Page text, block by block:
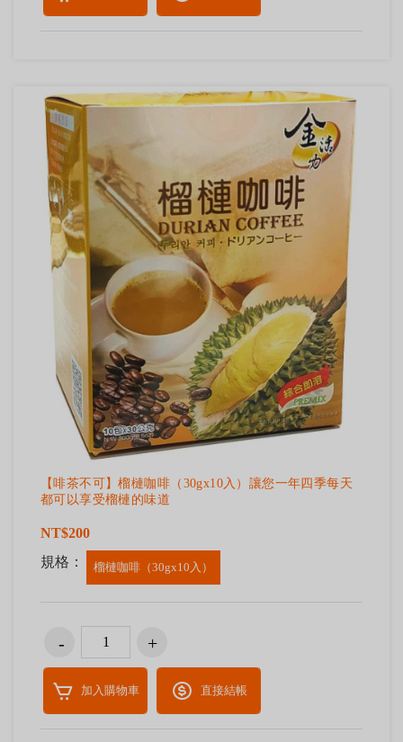
【啡茶不可】榴槤咖啡（30gx10入）讓您一年四季每天
都可以享受榴槤的味道
NT$200
規格：
榴槤咖啡（30gx10入）
加入購物車 直接結帳